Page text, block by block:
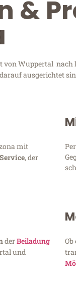
&
von Wuppertal
ausgerichtet
mit
Service, der
derBeiladung
und